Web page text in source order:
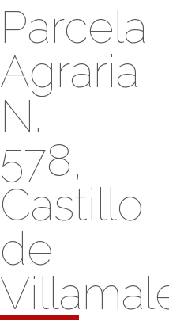
Parcela
Agraria
N.
578,
Castillo
de